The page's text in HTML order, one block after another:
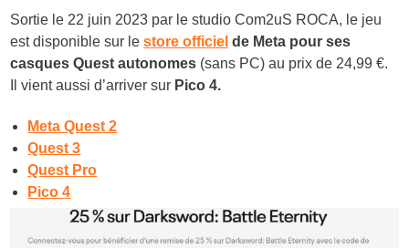
Sortie le 22 juin 2023 par le studio Com2uS ROCA, le jeu
est disponible sur lestore officiel de Meta pour ses
casques Quest autonomes (sans PC) au prix de 24,99 €.
Il vient aussi d’arriver sur Pico 4.
Meta Quest 2
Quest 3
Quest Pro
Pico 4